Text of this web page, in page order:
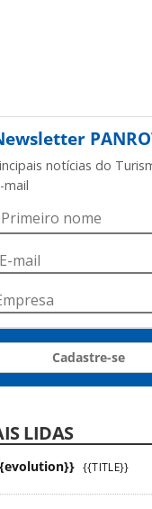
notícias do
mail
Cadastre-se
LIDAS
{{TITLE}}